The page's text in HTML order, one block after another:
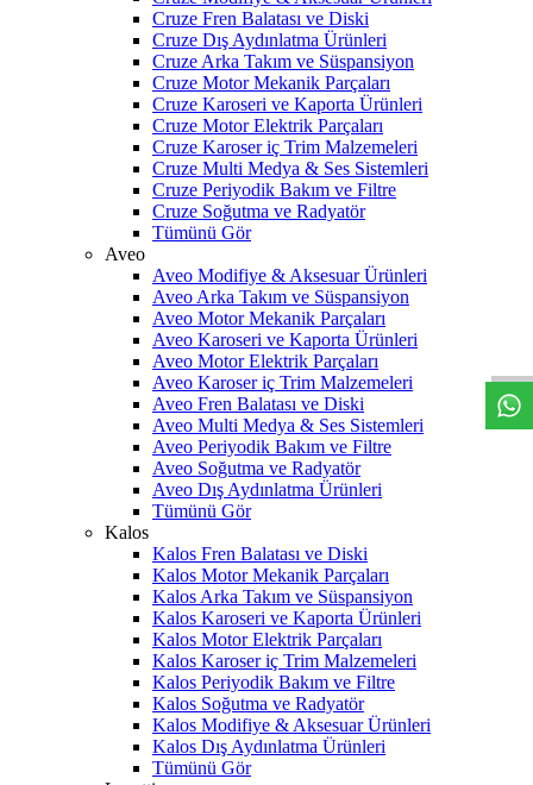
Cruze Fren Balatası ve Diski
Cruze Dış Aydınlatma Ürünleri
Cruze Arka Takım ve Süspansiyon
Cruze Motor Mekanik Parçaları
Cruze Karoseri ve Kaporta Ürünleri
Cruze Motor Elektrik Parçaları
Cruze Karoser iç Trim Malzemeleri
Cruze Multi Medya & Ses Sistemleri
Cruze Periyodik Bakım ve Filtre
Cruze Soğutma ve Radyatör
Tümünü Gör
Aveo
Aveo Modifiye & Aksesuar Ürünleri
Aveo Arka Takım ve Süspansiyon
Aveo Motor Mekanik Parçaları
Aveo Karoseri ve Kaporta Ürünleri
Aveo Motor Elektrik Parçaları
Aveo Karoser iç Trim Malzemeleri
Aveo Fren Balatası ve Diski
Aveo Multi Medya & Ses Sistemleri
Aveo Periyodik Bakım ve Filtre
Aveo Soğutma ve Radyatör
Aveo Dış Aydınlatma Ürünleri
Tümünü Gör
Kalos
Kalos Fren Balatası ve Diski
Kalos Motor Mekanik Parçaları
Kalos Arka Takım ve Süspansiyon
Kalos Karoseri ve Kaporta Ürünleri
Kalos Motor Elektrik Parçaları
Kalos Karoser iç Trim Malzemeleri
Kalos Periyodik Bakım ve Filtre
Kalos Soğutma ve Radyatör
Kalos Modifiye & Aksesuar Ürünleri
Kalos Dış Aydınlatma Ürünleri
Tümünü Gör